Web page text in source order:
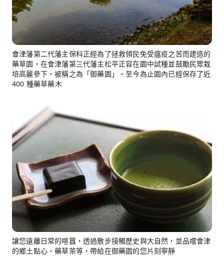
會津藩第二代藩主保科正經為了拯救領民免受瘟疫之苦而建造的
藥草園，在會津藩第三代藩主松平正容在園中試種並鼓勵民眾栽
培高麗參下，被稱之為「御藥園」。至今為止園內已經保存了近
400 種藥草藥木
讓您遠離日常的喧囂，透過散步接觸歷史與大自然，並品嚐會津
的鄉土點心、藥草茶等，帶給在御藥園的您片刻寧靜